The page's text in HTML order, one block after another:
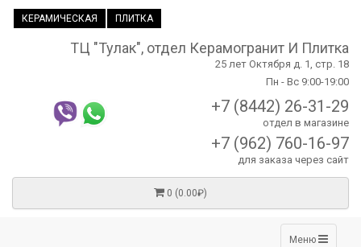
КЕРАМИЧЕСКАЯ ПЛИТКА
ТЦ "Тулак", отдел Керамогранит И Плитка
25 лет Октября д. 1, стр. 18
Пн - Вс 9:00-19:00
+7 (8442) 26-31-29
отдел в магазине
+7 (962) 760-16-97
для заказа через сайт
0 (0.00₽)
Меню